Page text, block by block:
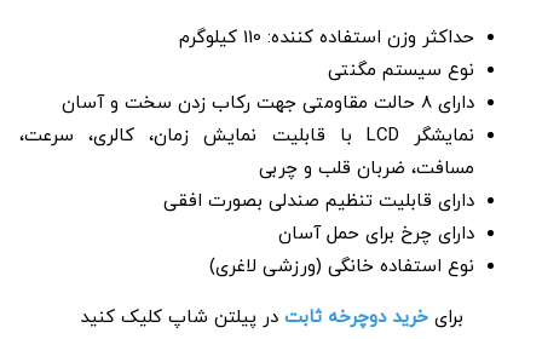
حداکثر وزن استفاده کننده: 110 کیلوگرم
نوع سیستم مگنتی
دارای 8 حالت مقاومتی جهت رکاب زدن سخت و آسان
نمایشگر LCD با قابلیت نمایش زمان، کالری، سرعت،
مسافت، ضربان قلب و چربی
دارای قابلیت تنظیم صندلی بصورت افقی
دارای چرخ برای حمل آسان
نوع استفاده خانگی (ورزشی لاغری)
برایخرید دوچرخه ثابت در پیلتن شاپ کلیک کنید